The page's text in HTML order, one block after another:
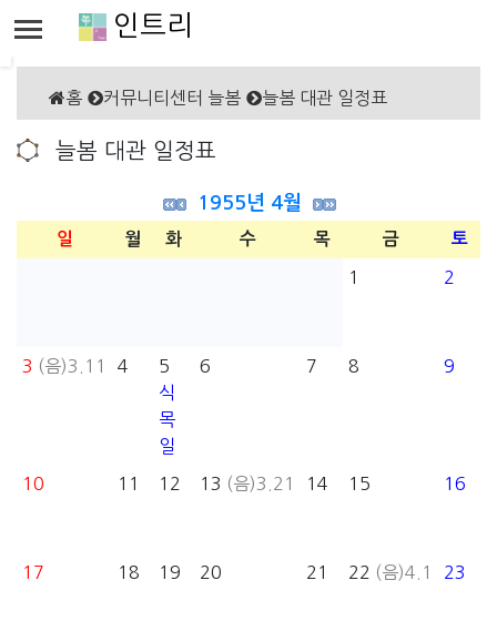
인트리
홈 커뮤니티센터 늘봄 늘봄 대관 일정표
늘봄 대관 일정표
1955년 4월
일 월 화 수 목 금 토
1 2
3 (음)3.11 4
5
식
목
일
6 7 8 9
10 11 12 13 (음)3.21 14 15 16
17 18 19 20 21 22 (음)4.1 23